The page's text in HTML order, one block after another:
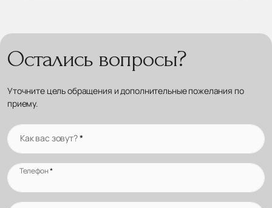
Остались вопросы?
Уточните цель обращения и дополнительные пожелания по
приему.
Как вас зовут?*
Телефон*